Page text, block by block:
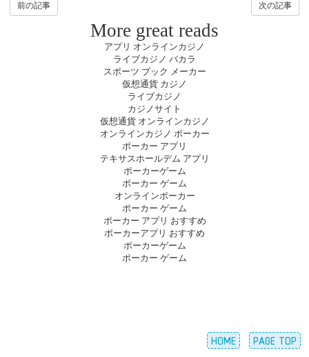
次の記事
前の記事
More great reads
アプリ オンラインカジノ
ライブカジノ バカラ
スポーツ ブック メーカー
仮想通貨 カジノ
ライブカジノ
カジノサイト
仮想通貨 オンラインカジノ
オンラインカジノ ポーカー
ポーカー アプリ
テキサスホールデム アプリ
ポーカーゲーム
ポーカー ゲーム
オンラインポーカー
ポーカー ゲーム
ポーカー アプリ おすすめ
ポーカーアプリ おすすめ
ポーカーゲーム
ポーカー ゲーム
HOME PAGE TOP